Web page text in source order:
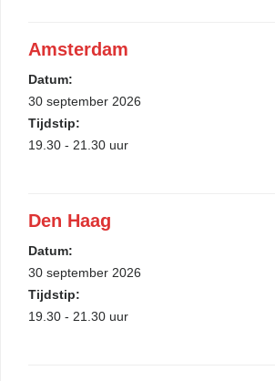
Amsterdam
Datum:
30 september 2026
Tijdstip:
19.30 - 21.30 uur
Den Haag
Datum:
30 september 2026
Tijdstip:
19.30 - 21.30 uur